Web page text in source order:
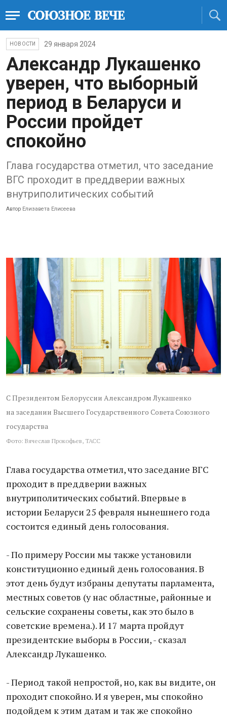
НОВОСТИ 29 января 2024
Александр Лукашенко
уверен, что выборный
период в Беларуси и
России пройдет
спокойно
Глава государства отметил, что заседание
ВГС проходит в преддверии важных
внутриполитических событий
Автор Елизавета Елисеева
С Президентом Белоруссии Александром Лукашенко
на заседании Высшего Государственного Совета Союзного
государства
Фото: Вячеслав Прокофьев, ТАСС
Глава государства отметил, что заседание ВГС
проходит в преддверии важных
внутриполитических событий. Впервые в
истории Беларуси 25 февраля нынешнего года
состоится единый день голосования.
- По примеру России мы также установили
конституционно единый день голосования. В
этот день будут избраны депутаты парламента,
местных советов (у нас областные, районные и
сельские сохранены советы, как это было в
советские времена.). И 17 марта пройдут
президентские выборы в России, - сказал
Александр Лукашенко.
- Период такой непростой, но, как вы видите, он
проходит спокойно. И я уверен, мы спокойно
подойдем к этим датам и так же спокойно